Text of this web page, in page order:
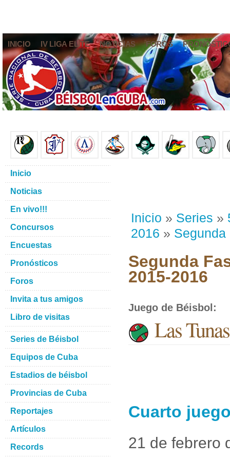
INICIO IV LIGA ELITE NOTICIAS FOROS
Inicio » Series »
2016 » Segunda
Segunda
2015-2016
Juego de Béisbol :
Las
Cuarto
21 de febrero
Inicio
Noticias
En vivo!!!
Concursos
Encuestas
Pronósticos
Foros
Invita a tus amigos
Libro de visitas
Series de Béisbol
Equipos de Cuba
Estadios de béisbol
Provincias de Cuba
Reportajes
Artículos
Records